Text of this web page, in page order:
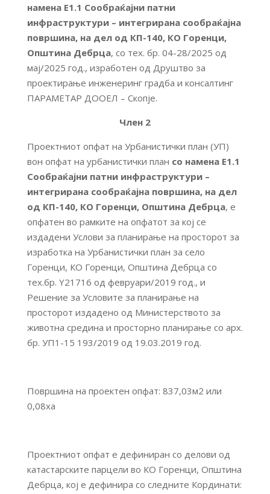
намена Е1.1 Сообраќајни патни
инфраструктури – интегрирана сообраќајна
површина, на дел од КП-140, КО Горенци,
Општина Дебрца, со тех. бр. 04-28/2025 од
мај/2025 год., изработен од Друштво за
проектирање инженеринг градба и консалтинг
ПАРАМЕТАР ДООЕЛ – Скопје.
Член 2
Проектниот опфат на Урбанистички план (УП)
вон опфат на урбанистички план со намена Е1.1
Сообраќајни патни инфраструктури –
интегрирана сообраќајна површина, на дел
од КП-140, КО Горенци, Општина Дебрца, е
опфатен во рамките на опфатот за кој се
издадени Услови за планирање на просторот за
изработка на Урбанистички план за село
Горенци, КО Горенци, Општина Дебрца со
тех.бр. Y21716 од февруари/2019 год., и
Решение за Условите за планирање на
просторот издадено од Министерството за
животна средина и просторно планирање со арх.
бр. УП1-15 193/2019 од 19.03.2019 год.
Површина на проектен опфат: 837,03м2 или
0,08ха
Проектниот опфат е дефиниран со делови од
катастарските парцели во КО Горенци, Општина
Дебрца, кој е дефинира со следните Кординати: